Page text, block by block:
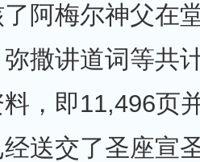
阿梅尔神父在
撒讲道词等共
，即11,496页
送交了圣座宣